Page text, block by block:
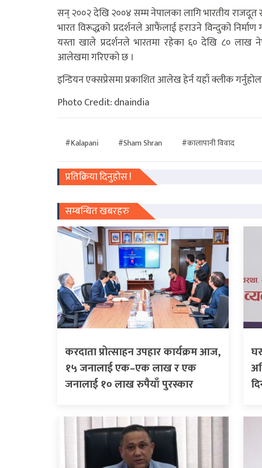
सन् २००२ देखि २००४ सम्म नेपालका लागि भारतीय
भारत विरूद्धको प्रदर्शनले आफैंलाई हराउने विन्दुको
यस्ता खाले प्रदर्शनले भारतमा रहेका ६० देखि ८०
आलेखमा गरिएको छ ।
इन्डियन एक्सप्रेसमा प्रकाशित आलेख हेर्न यहाँ क्लीक
Photo Credit: dnaindia
#Kalapani #Sham Shran #कालापानी विवाद
प्रतिक्रिया दिनुहोस !
सम्बन्धित खबरहरु
करदाता प्रोत्साहन उपहार कार्यक्रम आज,
१५ जनालाई एक–एक लाख र एक
जनालाई १० लाख रुपैयाँ पुरस्कार